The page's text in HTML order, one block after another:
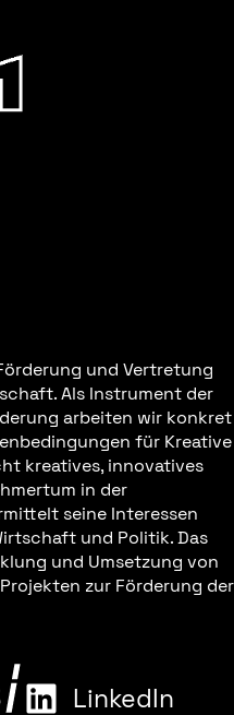
und Vertretung
Als Instrument der
arbeiten wir konkret
für Kreative
kreatives, innovatives
in der
seine Interessen
und Politik. Das
und Umsetzung von
zur Förderung der
LinkedIn